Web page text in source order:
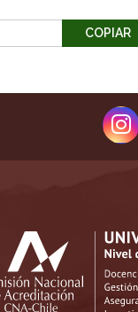
COPIAR